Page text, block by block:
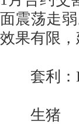
面震荡走
效果有限，
套利：
生猪